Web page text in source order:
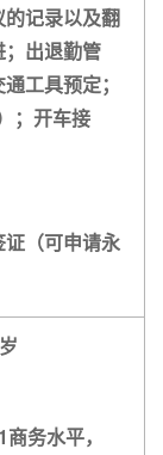
的记录以及翻
出退勤管
工具预定；
；开车接
（可申请永
务水平，